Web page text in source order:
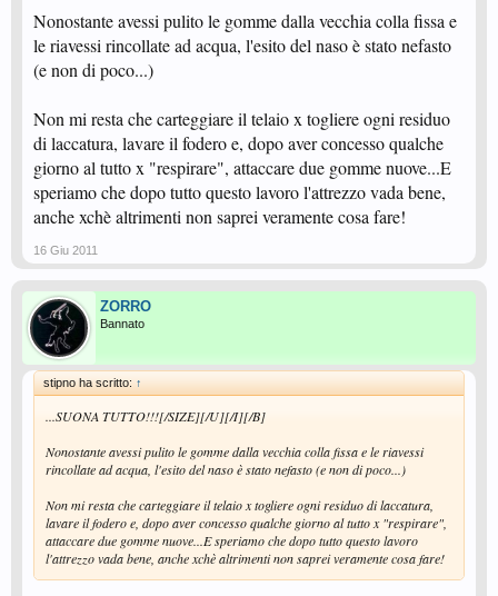
Nonostante avessi pulito le gomme dalla vecchia colla fissa e
le riavessi rincollate ad acqua, l'esito del naso è stato nefasto
(e non di poco...)
Non mi resta che carteggiare il telaio x togliere ogni residuo
di laccatura, lavare il fodero e, dopo aver concesso qualche
giorno al tutto x "respirare", attaccare due gomme nuove...E
speriamo che dopo tutto questo lavoro l'attrezzo vada bene,
anche xchè altrimenti non saprei veramente cosa fare!
16 Giu 2011
ZORRO
Bannato
stipno ha scritto: ↑
...SUONA TUTTO!!![/SIZE][/U][/I][/B]
Nonostante avessi pulito le gomme dalla vecchia colla fissa e le riavessi
rincollate ad acqua, l'esito del naso è stato nefasto (e non di poco...)
Non mi resta che carteggiare il telaio x togliere ogni residuo di laccatura,
lavare il fodero e, dopo aver concesso qualche giorno al tutto x "respirare",
attaccare due gomme nuove...E speriamo che dopo tutto questo lavoro
l'attrezzo vada bene, anche xchè altrimenti non saprei veramente cosa fare!